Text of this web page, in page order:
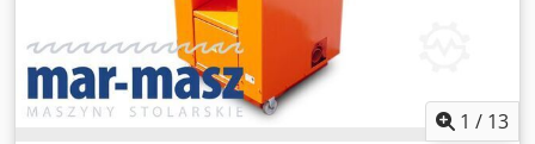
vid överbelastning – med 6500 mm transportband –
begagnad flishugg, mycket gott skick Dsdpfx Ajzr
Iwfjdqewa Nettopris: 115 900 PLN Nettopris: 27 600 EUR
beroende på växelkurs 4,2 EUR (Priserna kan komma att
ändras vid större kursfluktuationer)
1 / 13